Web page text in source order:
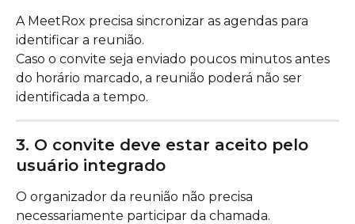
A MeetRox precisa sincronizar as agendas para
identificar a reunião.
Caso o convite seja enviado poucos minutos antes
do horário marcado, a reunião poderá não ser
identificada a tempo.
3. O convite deve estar aceito pelo
usuário integrado
O organizador da reunião não precisa
necessariamente participar da chamada.